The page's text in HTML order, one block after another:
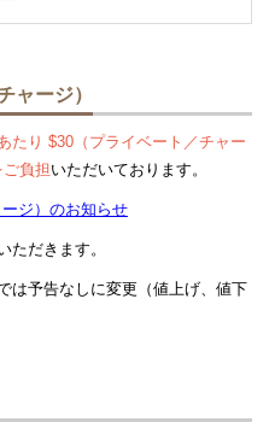
ャージ）
たり $30（プライベート／チャー
負担 いただいております。
ジ）のお知らせ
ただきます。
は予告なしに変更（値上げ、値下